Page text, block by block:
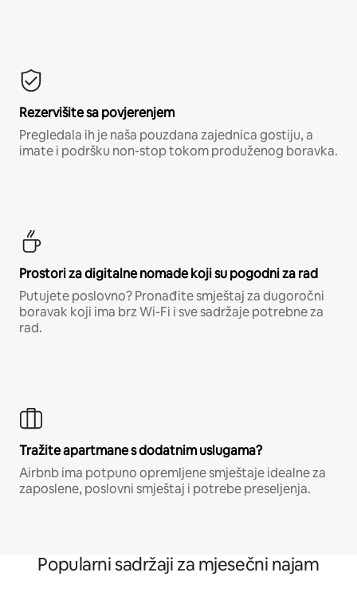
Rezervišite sa povjerenjem
Pregledala ih je naša pouzdana zajednica gostiju, a
imate i podršku non-stop tokom produženog boravka.
Prostori za digitalne nomade koji su pogodni za rad
Putujete poslovno? Pronađite smještaj za dugoročni
boravak koji ima brz Wi-Fi i sve sadržaje potrebne za
rad.
Tražite apartmane s dodatnim uslugama?
Airbnb ima potpuno opremljene smještaje idealne za
zaposlene, poslovni smještaj i potrebe preseljenja.
Popularni sadržaji za mjesečni najam